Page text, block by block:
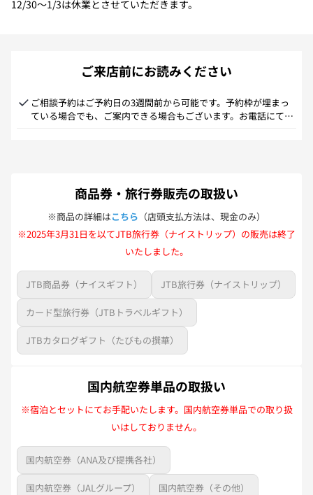
12/30～1/3は休業とさせていただきます。
ご来店前にお読みください
ご相談予約はご予約日の3週間前から可能です。予約枠が埋まっ
ている場合でも、ご案内できる場合もございます。お電話にてお
商品券・旅行券販売の取扱い
※商品の詳細はこちら （店頭支払方法は、現金のみ）
※2025年3月31日を以てJTB旅行券（ナイストリップ）の販売は終了
いたしました。
JTB商品券（ナイスギフト） JTB旅行券（ナイストリップ）
カード型旅行券（JTBトラベルギフト）
JTBカタログギフト（たびもの撰華）
国内航空券単品の取扱い
※宿泊とセットにてお手配いたします。国内航空券単品での取り扱
いはしておりません。
国内航空券（ANA及び提携各社）
国内航空券（JALグループ） 国内航空券（その他）